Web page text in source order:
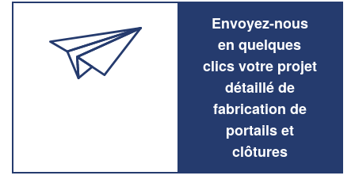
Envoyez-nous
en quelques
clics votre projet
détaillé de
fabrication de
portails et
clôtures